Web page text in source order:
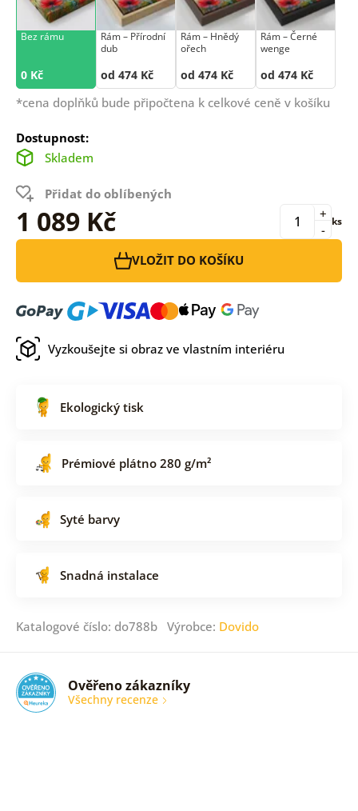
Bez rámu
0 Kč
Rám –⁠⁠⁠⁠⁠⁠ Přírodní
dub
od 474 Kč
Rám –⁠⁠⁠⁠⁠⁠ Hnědý
ořech
od 474 Kč
Rám –⁠⁠⁠⁠⁠⁠ Černé
wenge
od 474 Kč
*cena doplňků bude připočtena k celkové ceně v košíku
Dostupnost:
Skladem
Přidat do oblíbených
1 089 Kč -
+ ks
VLOŽIT DO KOŠÍKU
Vyzkoušejte si obraz ve vlastním interiéru
Ekologický tisk
Prémiové plátno 280 g/m²
Syté barvy
Snadná instalace
Katalogové číslo: do788b Výrobce: Dovido
Ověřeno zákazníky
Všechny recenze